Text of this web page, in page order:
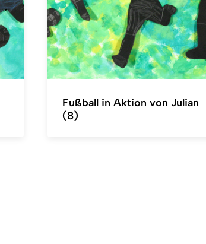
Fußball in Aktion von Julian
(8)